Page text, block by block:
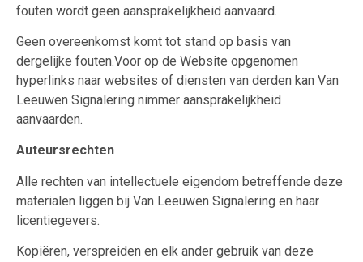
fouten wordt geen aansprakelijkheid aanvaard.
Geen overeenkomst komt tot stand op basis van
dergelijke fouten.Voor op de Website opgenomen
hyperlinks naar websites of diensten van derden kan Van
Leeuwen Signalering nimmer aansprakelijkheid
aanvaarden.
Auteursrechten
Alle rechten van intellectuele eigendom betreffende deze
materialen liggen bij Van Leeuwen Signalering en haar
licentiegevers.
Kopiëren, verspreiden en elk ander gebruik van deze